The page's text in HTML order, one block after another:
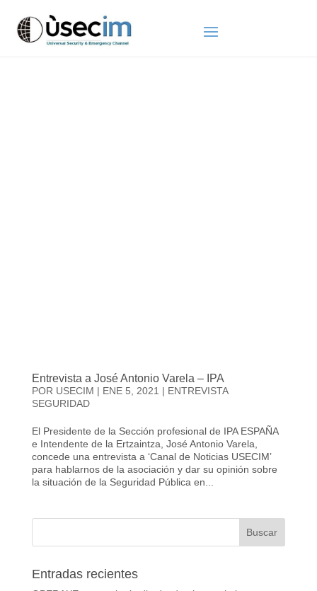
Entrevista a José Antonio Varela – IPA
POR USECIM | ENE 5, 2021 | ENTREVISTA
SEGURIDAD
El Presidente de la Sección profesional de IPA ESPAÑA
e Intendente de la Ertzaintza, José Antonio Varela,
concede una entrevista a ‘Canal de Noticias USECIM’
para hablarnos de la asociación y dar su opinión sobre
la situación de la Seguridad Pública en...
Entradas recientes